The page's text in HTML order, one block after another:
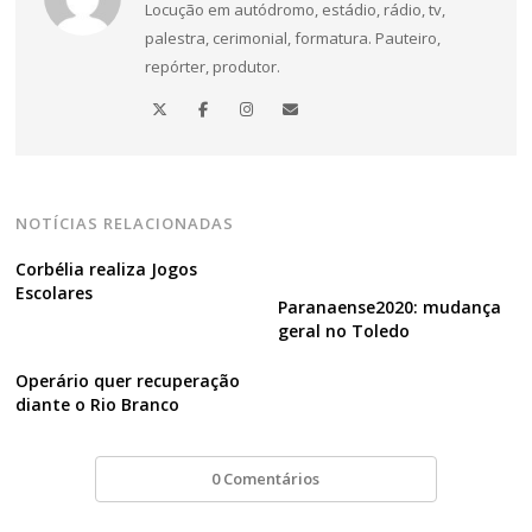
Locução em autódromo, estádio, rádio, tv,
palestra, cerimonial, formatura. Pauteiro,
repórter, produtor.
NOTÍCIAS RELACIONADAS
Corbélia realiza Jogos
Escolares
Paranaense2020: mudança
geral no Toledo
Operário quer recuperação
diante o Rio Branco
0 Comentários